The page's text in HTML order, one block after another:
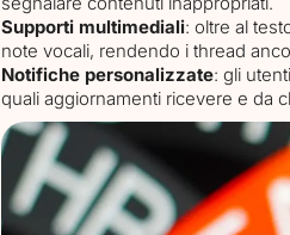
Supporti multimediali: oltre al
note vocali, rendendo i thread
Notifiche personalizzate: gli
quali aggiornamenti ricevere e da